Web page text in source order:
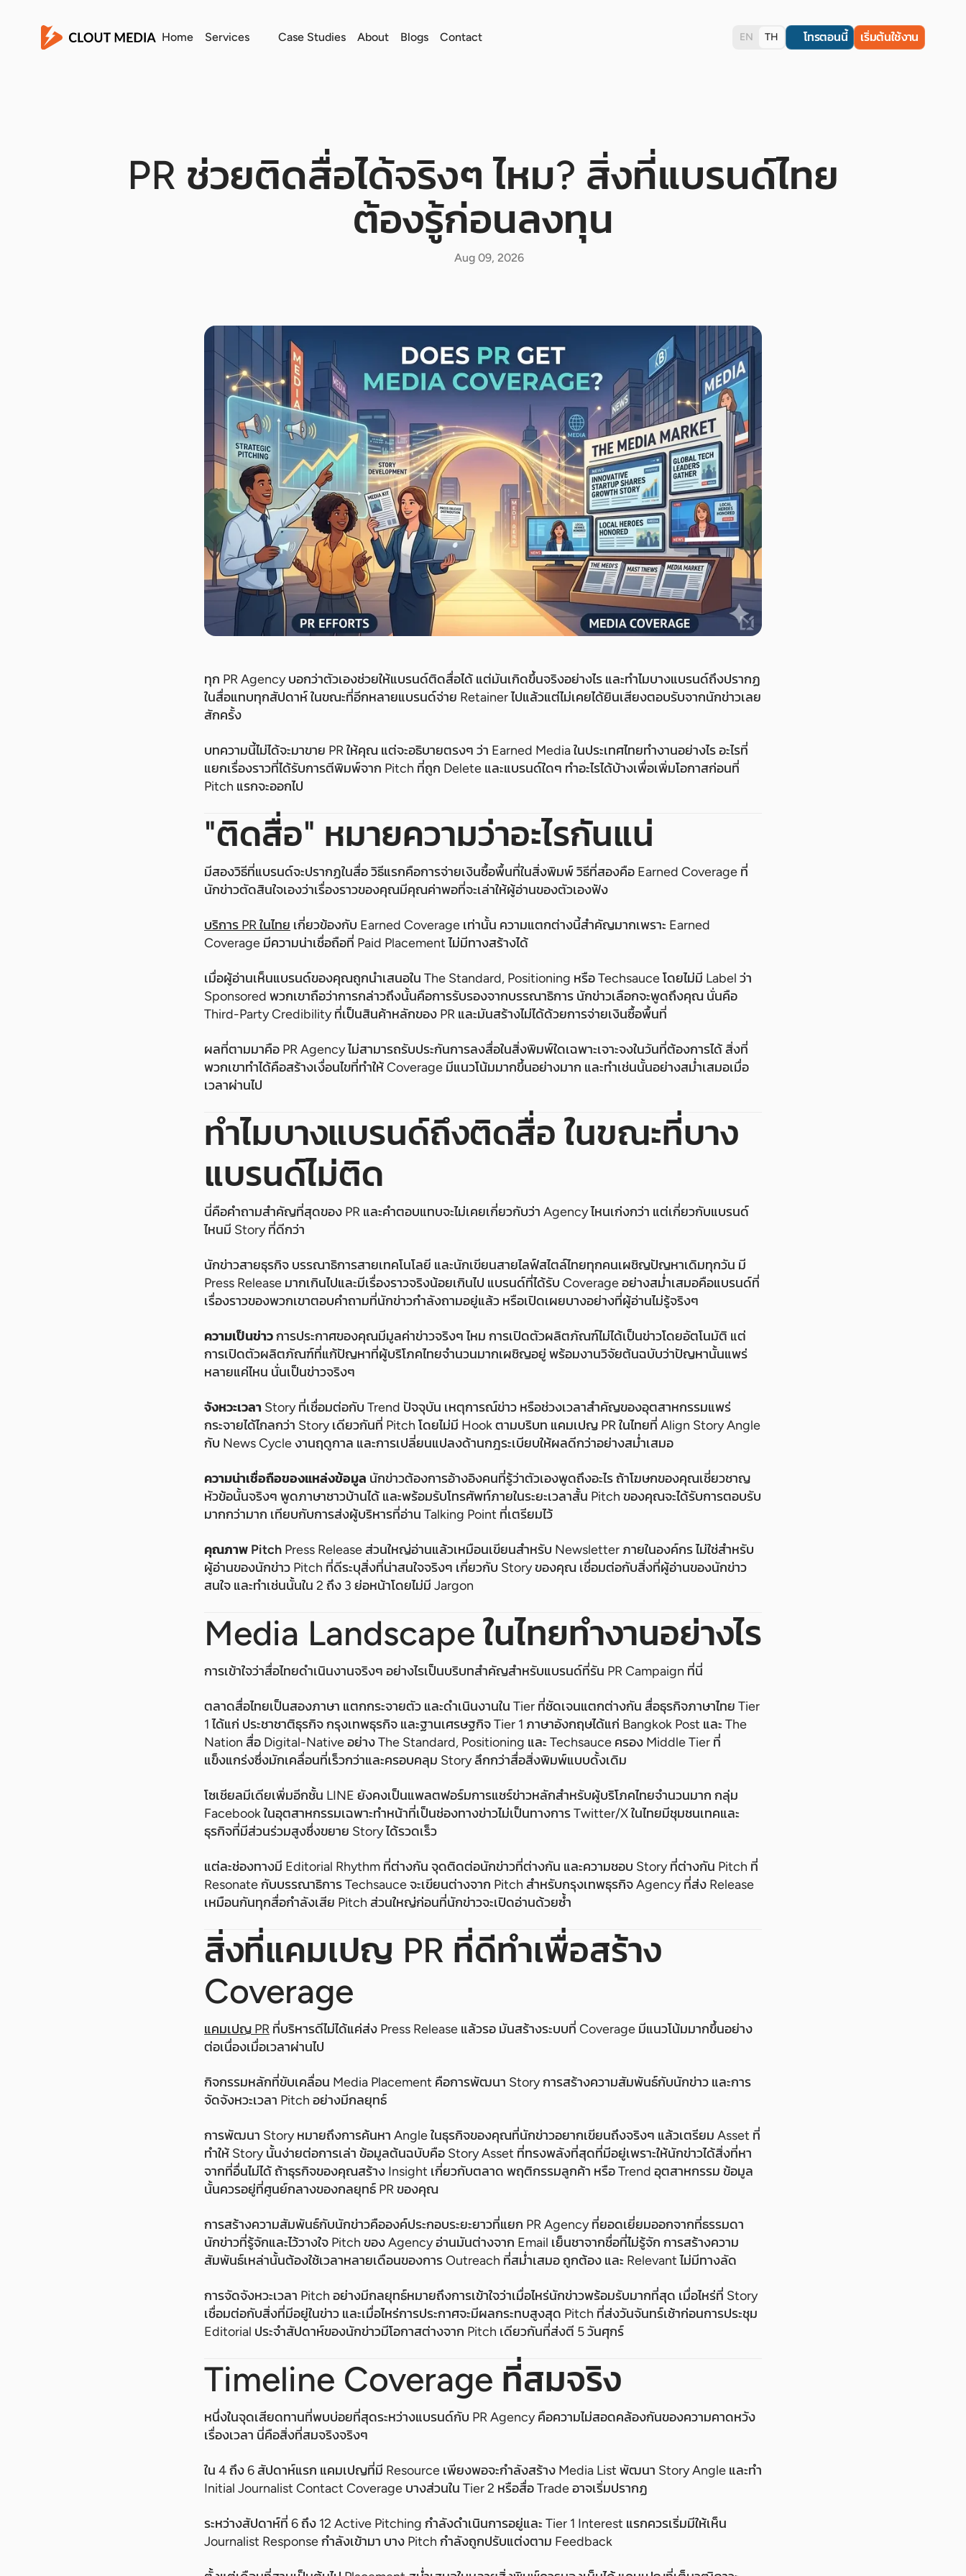
Home Services Case Studies About Blogs Contact EN TH โทรตอนนี้ เริ่มต้นใช้งาน
PR ช่วยติดสื่อได้จริงๆ ไหม? สิ่งที่แบรนด์ไทย
ต้องรู้ก่อนลงทุน
Aug 09, 2026
ทุก PR Agency บอกว่าตัวเองช่วยให้แบรนด์ติดสื่อได้ แต่มันเกิดขึ้นจริงอย่างไร และทำไมบางแบรนด์ถึงปรากฏ
ในสื่อแทบทุกสัปดาห์ ในขณะที่อีกหลายแบรนด์จ่าย Retainer ไปแล้วแต่ไม่เคยได้ยินเสียงตอบรับจากนักข่าวเลย
สักครั้ง
บทความนี้ไม่ได้จะมาขาย PR ให้คุณ แต่จะอธิบายตรงๆ ว่า Earned Media ในประเทศไทยทำงานอย่างไร อะไรที่
แยกเรื่องราวที่ได้รับการตีพิมพ์จาก Pitch ที่ถูก Delete และแบรนด์ใดๆ ทำอะไรได้บ้างเพื่อเพิ่มโอกาสก่อนที่
Pitch แรกจะออกไป
"ติดสื่อ" หมายความว่าอะไรกันแน่
มีสองวิธีที่แบรนด์จะปรากฏในสื่อ วิธีแรกคือการจ่ายเงินซื้อพื้นที่ในสิ่งพิมพ์ วิธีที่สองคือ Earned Coverage ที่
นักข่าวตัดสินใจเองว่าเรื่องราวของคุณมีคุณค่าพอที่จะเล่าให้ผู้อ่านของตัวเองฟัง
บริการ PR ในไทย เกี่ยวข้องกับ Earned Coverage เท่านั้น ความแตกต่างนี้สำคัญมากเพราะ Earned
Coverage มีความน่าเชื่อถือที่ Paid Placement ไม่มีทางสร้างได้
เมื่อผู้อ่านเห็นแบรนด์ของคุณถูกนำเสนอใน The Standard, Positioning หรือ Techsauce โดยไม่มี Label ว่า
Sponsored พวกเขาถือว่าการกล่าวถึงนั้นคือการรับรองจากบรรณาธิการ นักข่าวเลือกจะพูดถึงคุณ นั่นคือ
Third-Party Credibility ที่เป็นสินค้าหลักของ PR และมันสร้างไม่ได้ด้วยการจ่ายเงินซื้อพื้นที่
ผลที่ตามมาคือ PR Agency ไม่สามารถรับประกันการลงสื่อในสิ่งพิมพ์ใดเฉพาะเจาะจงในวันที่ต้องการได้ สิ่งที่
พวกเขาทำได้คือสร้างเงื่อนไขที่ทำให้ Coverage มีแนวโน้มมากขึ้นอย่างมาก และทำเช่นนั้นอย่างสม่ำเสมอเมื่อ
เวลาผ่านไป
ทำไมบางแบรนด์ถึงติดสื่อ ในขณะที่บาง
แบรนด์ไม่ติด
นี่คือคำถามสำคัญที่สุดของ PR และคำตอบแทบจะไม่เคยเกี่ยวกับว่า Agency ไหนเก่งกว่า แต่เกี่ยวกับแบรนด์
ไหนมี Story ที่ดีกว่า
นักข่าวสายธุรกิจ บรรณาธิการสายเทคโนโลยี และนักเขียนสายไลฟ์สไตล์ไทยทุกคนเผชิญปัญหาเดิมทุกวัน มี
Press Release มากเกินไปและมีเรื่องราวจริงน้อยเกินไป แบรนด์ที่ได้รับ Coverage อย่างสม่ำเสมอคือแบรนด์ที่
เรื่องราวของพวกเขาตอบคำถามที่นักข่าวกำลังถามอยู่แล้ว หรือเปิดเผยบางอย่างที่ผู้อ่านไม่รู้จริงๆ
ความเป็นข่าวการประกาศของคุณมีมูลค่าข่าวจริงๆ ไหม การเปิดตัวผลิตภัณฑ์ไม่ได้เป็นข่าวโดยอัตโนมัติ แต่
การเปิดตัวผลิตภัณฑ์ที่แก้ปัญหาที่ผู้บริโภคไทยจำนวนมากเผชิญอยู่ พร้อมงานวิจัยต้นฉบับว่าปัญหานั้นแพร่
หลายแค่ไหน นั่นเป็นข่าวจริงๆ
จังหวะเวลา Story ที่เชื่อมต่อกับ Trend ปัจจุบัน เหตุการณ์ข่าว หรือช่วงเวลาสำคัญของอุตสาหกรรมแพร่
กระจายได้ไกลกว่า Story เดียวกันที่ Pitch โดยไม่มี Hook ตามบริบท แคมเปญ PR ในไทยที่ Align Story Angle
กับ News Cycle งานฤดูกาล และการเปลี่ยนแปลงด้านกฎระเบียบให้ผลดีกว่าอย่างสม่ำเสมอ
ความน่าเชื่อถือของแหล่งข้อมูล นักข่าวต้องการอ้างอิงคนที่รู้ว่าตัวเองพูดถึงอะไร ถ้าโฆษกของคุณเชี่ยวชาญ
หัวข้อนั้นจริงๆ พูดภาษาชาวบ้านได้ และพร้อมรับโทรศัพท์ภายในระยะเวลาสั้น Pitch ของคุณจะได้รับการตอบรับ
มากกว่ามาก เทียบกับการส่งผู้บริหารที่อ่าน Talking Point ที่เตรียมไว้
คุณภาพ Pitch Press Release ส่วนใหญ่อ่านแล้วเหมือนเขียนสำหรับ Newsletter ภายในองค์กร ไม่ใช่สำหรับ
ผู้อ่านของนักข่าว Pitch ที่ดีระบุสิ่งที่น่าสนใจจริงๆ เกี่ยวกับ Story ของคุณ เชื่อมต่อกับสิ่งที่ผู้อ่านของนักข่าว
สนใจ และทำเช่นนั้นใน 2 ถึง 3 ย่อหน้าโดยไม่มี Jargon
Media Landscape ในไทยทำงานอย่างไร
การเข้าใจว่าสื่อไทยดำเนินงานจริงๆ อย่างไรเป็นบริบทสำคัญสำหรับแบรนด์ที่รัน PR Campaign ที่นี่
ตลาดสื่อไทยเป็นสองภาษา แตกกระจายตัว และดำเนินงานใน Tier ที่ชัดเจนแตกต่างกัน สื่อธุรกิจภาษาไทย Tier
1 ได้แก่ ประชาชาติธุรกิจ กรุงเทพธุรกิจ และฐานเศรษฐกิจ Tier 1 ภาษาอังกฤษได้แก่ Bangkok Post และ The
Nation สื่อ Digital-Native อย่าง The Standard, Positioning และ Techsauce ครอง Middle Tier ที่
แข็งแกร่งซึ่งมักเคลื่อนที่เร็วกว่าและครอบคลุม Story ลึกกว่าสื่อสิ่งพิมพ์แบบดั้งเดิม
โซเชียลมีเดียเพิ่มอีกชั้น LINE ยังคงเป็นแพลตฟอร์มการแชร์ข่าวหลักสำหรับผู้บริโภคไทยจำนวนมาก กลุ่ม
Facebook ในอุตสาหกรรมเฉพาะทำหน้าที่เป็นช่องทางข่าวไม่เป็นทางการ Twitter/X ในไทยมีชุมชนเทคและ
ธุรกิจที่มีส่วนร่วมสูงซึ่งขยาย Story ได้รวดเร็ว
แต่ละช่องทางมี Editorial Rhythm ที่ต่างกัน จุดติดต่อนักข่าวที่ต่างกัน และความชอบ Story ที่ต่างกัน Pitch ที่
Resonate กับบรรณาธิการ Techsauce จะเขียนต่างจาก Pitch สำหรับกรุงเทพธุรกิจ Agency ที่ส่ง Release
เหมือนกันทุกสื่อกำลังเสีย Pitch ส่วนใหญ่ก่อนที่นักข่าวจะเปิดอ่านด้วยซ้ำ
สิ่งที่แคมเปญ PR ที่ดีทำเพื่อสร้าง
Coverage
แคมเปญ PR ที่บริหารดีไม่ได้แค่ส่ง Press Release แล้วรอ มันสร้างระบบที่ Coverage มีแนวโน้มมากขึ้นอย่าง
ต่อเนื่องเมื่อเวลาผ่านไป
กิจกรรมหลักที่ขับเคลื่อน Media Placement คือการพัฒนา Story การสร้างความสัมพันธ์กับนักข่าว และการ
จัดจังหวะเวลา Pitch อย่างมีกลยุทธ์
การพัฒนา Story หมายถึงการค้นหา Angle ในธุรกิจของคุณที่นักข่าวอยากเขียนถึงจริงๆ แล้วเตรียม Asset ที่
ทำให้ Story นั้นง่ายต่อการเล่า ข้อมูลต้นฉบับคือ Story Asset ที่ทรงพลังที่สุดที่มีอยู่เพราะให้นักข่าวได้สิ่งที่หา
จากที่อื่นไม่ได้ ถ้าธุรกิจของคุณสร้าง Insight เกี่ยวกับตลาด พฤติกรรมลูกค้า หรือ Trend อุตสาหกรรม ข้อมูล
นั้นควรอยู่ที่ศูนย์กลางของกลยุทธ์ PR ของคุณ
การสร้างความสัมพันธ์กับนักข่าวคือองค์ประกอบระยะยาวที่แยก PR Agency ที่ยอดเยี่ยมออกจากที่ธรรมดา
นักข่าวที่รู้จักและไว้วางใจ Pitch ของ Agency อ่านมันต่างจาก Email เย็นชาจากชื่อที่ไม่รู้จัก การสร้างความ
สัมพันธ์เหล่านั้นต้องใช้เวลาหลายเดือนของการ Outreach ที่สม่ำเสมอ ถูกต้อง และ Relevant ไม่มีทางลัด
การจัดจังหวะเวลา Pitch อย่างมีกลยุทธ์หมายถึงการเข้าใจว่าเมื่อไหร่นักข่าวพร้อมรับมากที่สุด เมื่อไหร่ที่ Story
เชื่อมต่อกับสิ่งที่มีอยู่ในข่าว และเมื่อไหร่การประกาศจะมีผลกระทบสูงสุด Pitch ที่ส่งวันจันทร์เช้าก่อนการประชุม
Editorial ประจำสัปดาห์ของนักข่าวมีโอกาสต่างจาก Pitch เดียวกันที่ส่งตี 5 วันศุกร์
Timeline Coverage ที่สมจริง
หนึ่งในจุดเสียดทานที่พบบ่อยที่สุดระหว่างแบรนด์กับ PR Agency คือความไม่สอดคล้องกันของความคาดหวัง
เรื่องเวลา นี่คือสิ่งที่สมจริงจริงๆ
ใน 4 ถึง 6 สัปดาห์แรก แคมเปญที่มี Resource เพียงพอจะกำลังสร้าง Media List พัฒนา Story Angle และทำ
Initial Journalist Contact Coverage บางส่วนใน Tier 2 หรือสื่อ Trade อาจเริ่มปรากฏ
ระหว่างสัปดาห์ที่ 6 ถึง 12 Active Pitching กำลังดำเนินการอยู่และ Tier 1 Interest แรกควรเริ่มมีให้เห็น
Journalist Response กำลังเข้ามา บาง Pitch กำลังถูกปรับแต่งตาม Feedback